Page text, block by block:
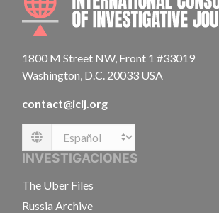
1800 M Street NW, Front 1 #33019
Washington, D.C. 20033 USA
contact@icij.org
Language
INVESTIGACIONES
The Uber Files
Russia Archive